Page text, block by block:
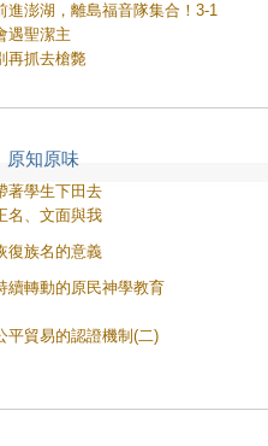
進澎湖，離島福音隊集合！3-1
遇聖潔主
再抓去槍斃
原知原味
著學生下田去
名、文面與我
復族名的意義
續轉動的原民神學教育
平貿易的認證機制(二)